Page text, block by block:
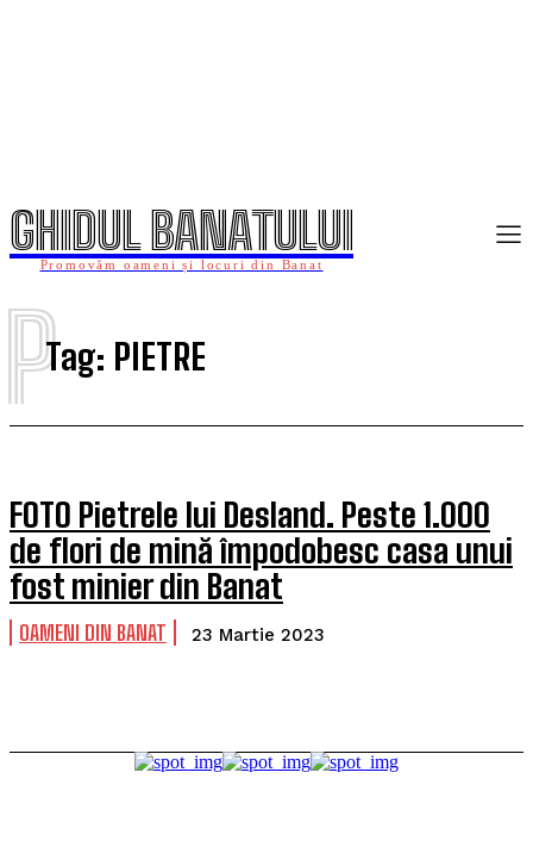
GHIDUL BANATULUI
Promovăm oameni și locuri din Banat
Tag: PIETRE
P
FOTO Pietrele lui Desland. Peste 1.000
de flori de mină împodobesc casa unui
fost minier din Banat
OAMENI DIN BANAT 23 Martie 2023